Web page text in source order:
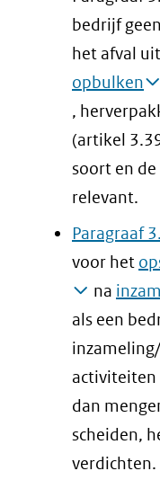
bedrijf
het afval
opbulken
,
(artikel
soort en
relevant.
Paragraaf
voor het
na
als een
dan
scheiden,